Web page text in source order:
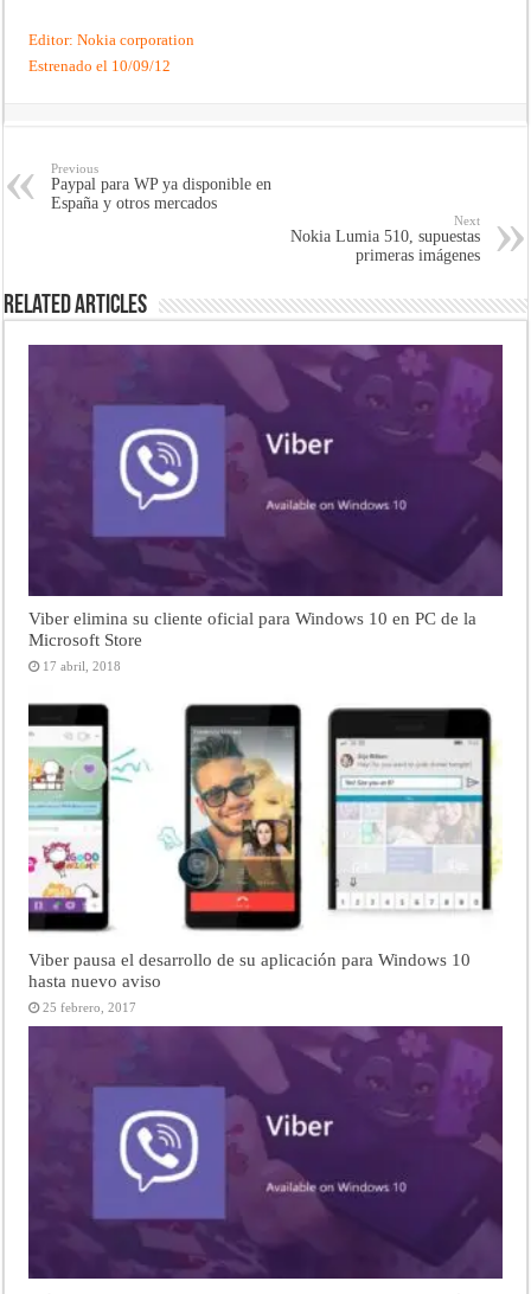
Editor: Nokia corporation
Estrenado el 10/09/12
Previous
Paypal para WP ya disponible en
España y otros mercados
Next
Nokia Lumia 510, supuestas
primeras imágenes
Related Articles
Viber elimina su cliente oficial para Windows 10 en PC de la
Microsoft Store
17 abril, 2018
Viber pausa el desarrollo de su aplicación para Windows 10
hasta nuevo aviso
25 febrero, 2017